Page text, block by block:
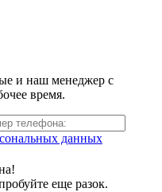
и наш менеджер с
время.
данных
еще разок.